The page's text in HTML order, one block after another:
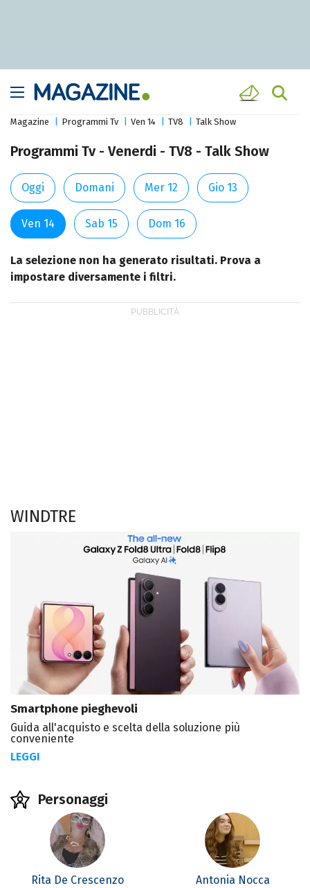
Magazine Programmi Tv Ven 14 TV8 Talk Show
Programmi Tv - Venerdi - TV8 - Talk Show
Oggi Domani Mer 12 Gio 13
Ven 14 Sab 15 Dom 16
La selezione non ha generato risultati. Prova a
impostare diversamente i filtri.
WINDTRE
Smartphone pieghevoli
Guida all'acquisto e scelta della soluzione più
conveniente
LEGGI
Personaggi
Rita De Crescenzo Antonia Nocca